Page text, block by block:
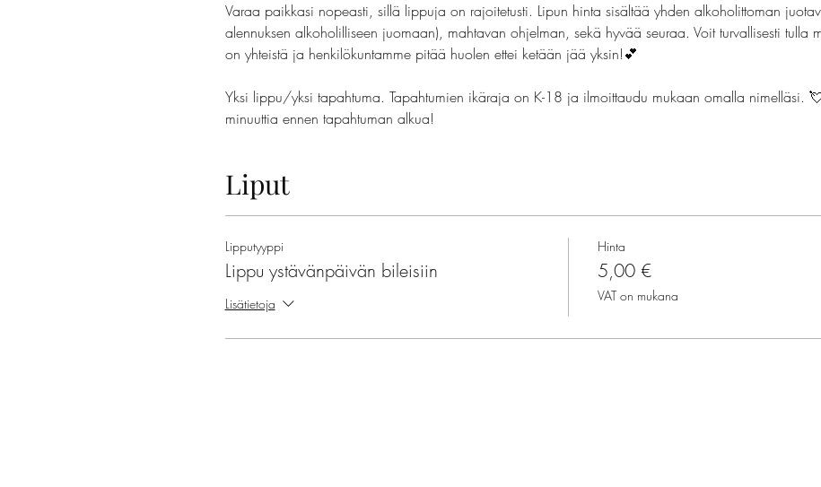
Varaa paikkasi nopeasti, sillä lippuja on rajoitetusti. Lipun hinta sisältää yhden alkoholittoman
alennuksen alkoholilliseen juomaan), mahtavan ohjelman, sekä hyvää seuraa. Voit turvallisesti tulla
on yhteistä ja henkilökuntamme pitää huolen ettei ketään jää yksin!💕
Yksi lippu/yksi tapahtuma. Tapahtumien ikäraja on K-18 ja ilmoittaudu mukaan omalla nimelläsi.
minuuttia ennen tapahtuman alkua!
Liput
Lipputyyppi
Lippu ystävänpäivän bileisiin
Lisätietoja
Hinta
5,00 €
VAT on mukana